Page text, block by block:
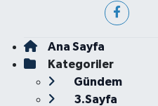
Ana Sayfa
Kategoriler
Gündem
3.Sayfa